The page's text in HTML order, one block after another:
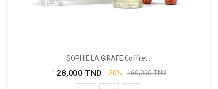
SOPHIE LA GIRAFE Coffret...
Prix
128,000 TND
Prix
-20% 160,000 TND